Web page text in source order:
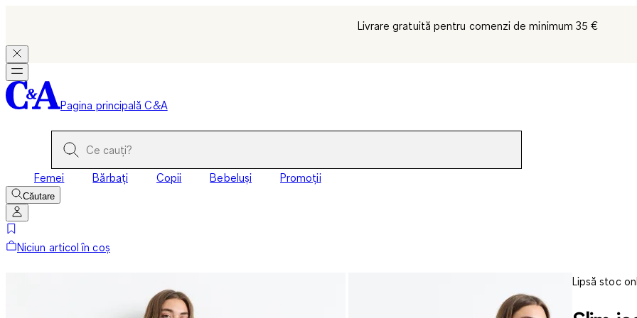
Livrare gratuită pentru comenzi de minimum 35 €
Pagina principală C&A
Femei Bărbați Copii Bebeluși Promoții
Căutare
Niciun articol în coș
Lipsă stoc